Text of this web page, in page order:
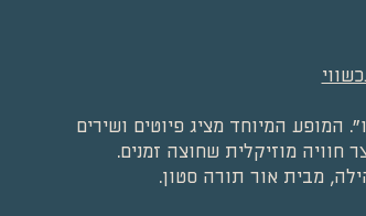
המיוחד מציג פיוטים ושירים
חוויה מוזיקלית שחוצה זמנים.
מבית אור תורה סטון.